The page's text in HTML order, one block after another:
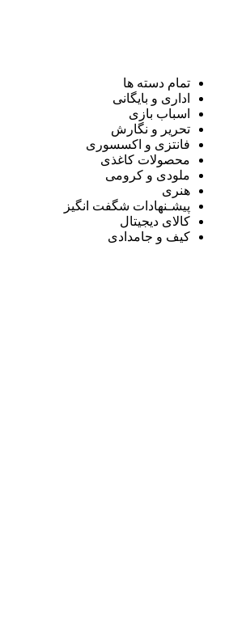
تمام دسته ها
اداری و بایگانی
اسباب بازی
تحریر و نگارش
فانتزی و اکسسوری
محصولات کاغذی
ملودی و کرومی
هنری
پیشـنهادات شگفت انگیز
کالای دیجیتال
کیف و جامدادی